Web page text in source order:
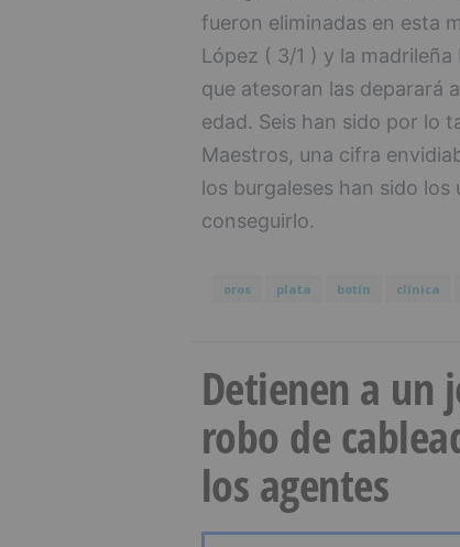
fueron eliminadas en esta
López ( 3/1 ) y la
que atesoran las deparará
edad. Seis han sido por lo
Maestros, una cifra
los burgaleses han sido los
conseguirlo.
oros plata botín clínica
Detienen a un
robo de
los agentes